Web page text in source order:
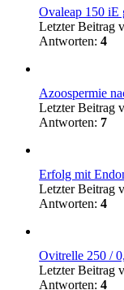
Ovaleap 150 iE
Letzter Beitrag
Antworten: 4
Azoospermie
Letzter Beitrag
Antworten: 7
Erfolg mit
Letzter Beitrag
Antworten: 4
Ovitrelle 250 /
Letzter Beitrag
Antworten: 4